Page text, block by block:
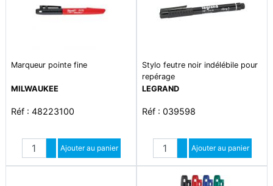
Marqueur pointe fine
MILWAUKEE
Réf : 48223100
Quantité
Augmenter quantité
Diminuer quantité
Ajouter au panier
Stylo feutre noir indélébile pour
repérage
LEGRAND
Réf : 039598
Quantité
Augmenter quantité
Diminuer quantité
Ajouter au panier